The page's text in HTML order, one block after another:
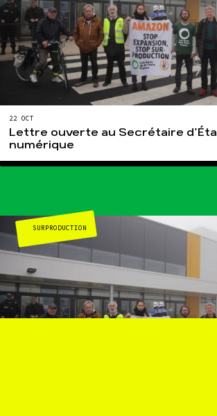
22 OCT
Lettre ouverte au Secrétaire
numérique
SURPRODUCTION